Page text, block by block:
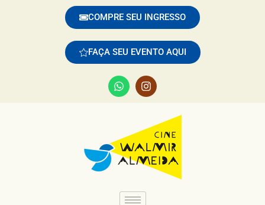
COMPRE SEU INGRESSO
FAÇA SEU EVENTO AQUI